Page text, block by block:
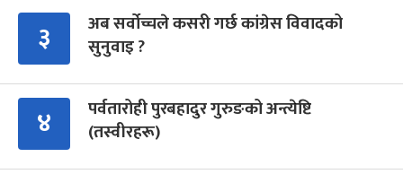
३
अब सर्वोच्चले कसरी गर्छ कांग्रेस विवादको
सुनुवाइ ?
४
पर्वतारोही पुरबहादुर गुरुङको अन्त्येष्टि
(तस्वीरहरू)